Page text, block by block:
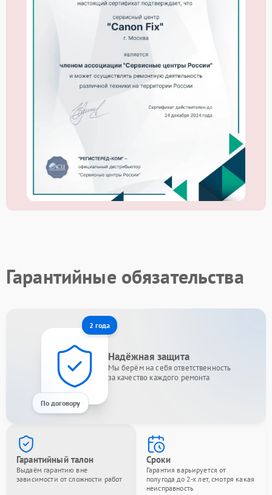
Гарантийные обязательства
2 года
По договору
Надёжная защита
Мы берём на себя ответственность
за качество каждого ремонта
Гарантийный талон
Выдаём гарантию вне
зависимости от сложности работ
Сроки
Гарантия варьируется от
полугода до 2-х лет, смотря какая
неисправность